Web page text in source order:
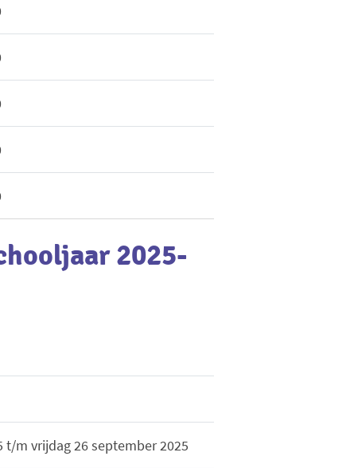
2025-
m vrijdag 26 september 2025